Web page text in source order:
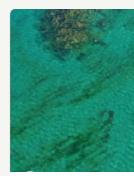
Imagen